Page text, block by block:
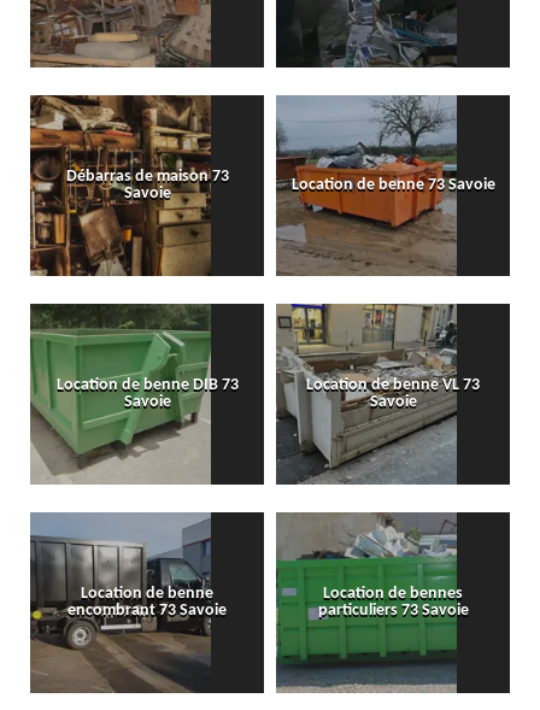
Débarras de maison 73
Savoie
Location de benne 73 Savoie
Location de benne DIB 73
Savoie
Location de benne VL 73
Savoie
Location de benne
encombrant 73 Savoie
Location de bennes
particuliers 73 Savoie